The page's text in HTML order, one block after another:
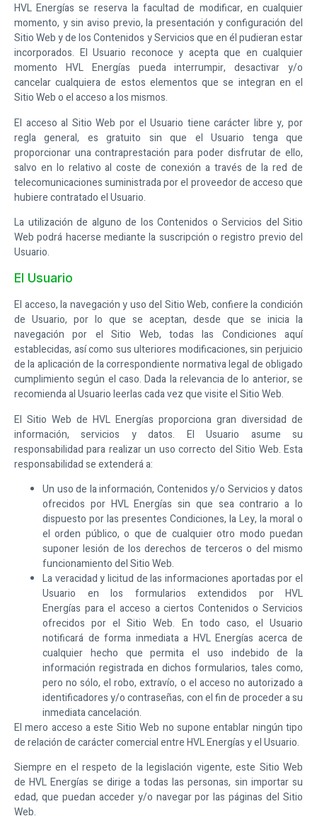
HVL Energías se reserva la facultad de modificar, en cualquier
momento, y sin aviso previo, la presentación y configuración del
Sitio Web y de los Contenidos y Servicios que en él pudieran estar
incorporados. El Usuario reconoce y acepta que en cualquier
momento HVL Energías pueda interrumpir, desactivar y/o
cancelar cualquiera de estos elementos que se integran en el
Sitio Web o el acceso a los mismos.
El acceso al Sitio Web por el Usuario tiene carácter libre y, por
regla general, es gratuito sin que el Usuario tenga que
proporcionar una contraprestación para poder disfrutar de ello,
salvo en lo relativo al coste de conexión a través de la red de
telecomunicaciones suministrada por el proveedor de acceso que
hubiere contratado el Usuario.
La utilización de alguno de los Contenidos o Servicios del Sitio
Web podrá hacerse mediante la suscripción o registro previo del
Usuario.
El Usuario
El acceso, la navegación y uso del Sitio Web, confiere la condición
de Usuario, por lo que se aceptan, desde que se inicia la
navegación por el Sitio Web, todas las Condiciones aquí
establecidas, así como sus ulteriores modificaciones, sin perjuicio
de la aplicación de la correspondiente normativa legal de obligado
cumplimiento según el caso. Dada la relevancia de lo anterior, se
recomienda al Usuario leerlas cada vez que visite el Sitio Web.
El Sitio Web de HVL Energías proporciona gran diversidad de
información, servicios y datos. El Usuario asume su
responsabilidad para realizar un uso correcto del Sitio Web. Esta
responsabilidad se extenderá a:
Un uso de la información, Contenidos y/o Servicios y datos
ofrecidos por HVL Energías sin que sea contrario a lo
dispuesto por las presentes Condiciones, la Ley, la moral o
el orden público, o que de cualquier otro modo puedan
suponer lesión de los derechos de terceros o del mismo
funcionamiento del Sitio Web.
La veracidad y licitud de las informaciones aportadas por el
Usuario en los formularios extendidos por HVL
Energías para el acceso a ciertos Contenidos o Servicios
ofrecidos por el Sitio Web. En todo caso, el Usuario
notificará de forma inmediata a HVL Energías acerca de
cualquier hecho que permita el uso indebido de la
información registrada en dichos formularios, tales como,
pero no sólo, el robo, extravío, o el acceso no autorizado a
identificadores y/o contraseñas, con el fin de proceder a su
inmediata cancelación.
El mero acceso a este Sitio Web no supone entablar ningún tipo
de relación de carácter comercial entreHVL Energíasy el Usuario.
Siempre en el respeto de la legislación vigente, este Sitio Web
deHVL Energías se dirige a todas las personas, sin importar su
edad, que puedan acceder y/o navegar por las páginas del Sitio
Web.